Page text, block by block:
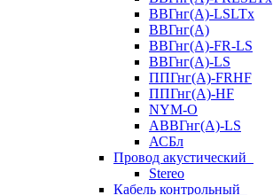
ВВГнг(A)-LSLTx
ВВГнг(А)
ВВГнг(А)-FR-LS
ВВГнг(А)-LS
ППГнг(А)-FRHF
ППГнг(А)-HF
NYM-O
АВВГнг(А)-LS
АСБл
Провод акустический
Stereo
Кабель контрольный